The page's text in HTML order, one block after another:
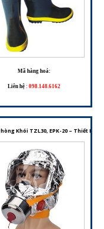
Mã hàng hoá:
Liên hệ : 098.148.6162
Và Thoát Hiểm Ban Đầu
Khói TZL30, EPK-20 – Thiết Bị